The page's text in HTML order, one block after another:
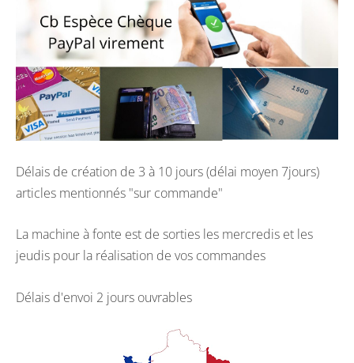
Délais de création de 3 à 10 jours (délai moyen 7jours)
articles mentionnés "sur commande"
La machine à fonte est de sorties les mercredis et les
jeudis pour la réalisation de vos commandes
Délais d'envoi 2 jours ouvrables